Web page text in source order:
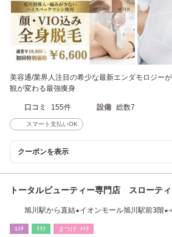
美容通/業界人注目の希少な最新エンダモロジー
観が変わる最強痩身
口コミ 155件 設備 総数7
スマート支払いOK
クーポンを表示
トータルビューティー専門店 スローテ
旭川駅から直結★イオンモール旭川駅前3階
ｴｽﾃ ﾘﾗｸ まつげ･ﾒｲｸ